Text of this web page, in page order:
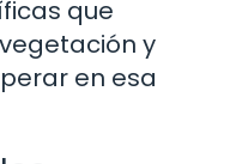
que
y
en esa